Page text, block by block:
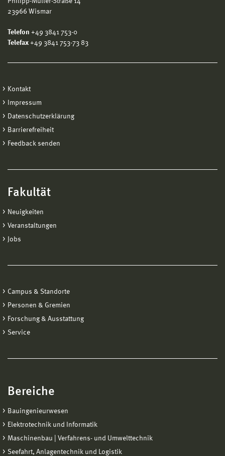
23966 Wismar
Telefon +49 3841 753-0
Telefax +49 3841 753-73 83
Kontakt
Impressum
Datenschutzerklärung
Barrierefreiheit
Feedback senden
Fakultät
Neuigkeiten
Veranstaltungen
Jobs
Campus & Standorte
Personen & Gremien
Forschung & Ausstattung
Service
Bereiche
Bauingenieurwesen
Elektrotechnik und Informatik
Maschinenbau | Verfahrens- und Umwelttechnik
Seefahrt, Anlagentechnik und Logistik